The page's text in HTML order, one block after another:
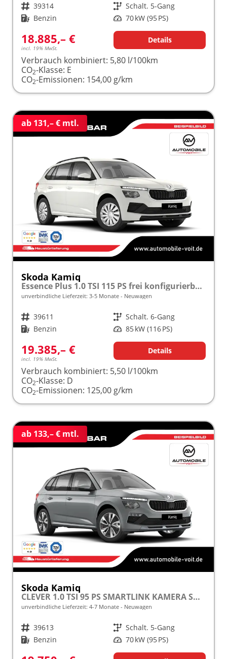
Fahrzeugnr. 39314 Getriebe Schalt. 5-Gang
Kraftstoff Benzin Leistung 70 kW (95 PS)
18.885,– €
incl. 19% MwSt.
Details
Verbrauch kombiniert: 5,80 l/100km
CO2-Klasse: E
CO2-Emissionen: 154,00 g/km
ab 131,– € mtl.
Skoda Kamiq
Essence Plus 1.0 TSI 115 PS frei konfigurierbar!
unverbindliche Lieferzeit: 3-5 Monate Neuwagen
Fahrzeugnr. 39611 Getriebe Schalt. 6-Gang
Kraftstoff Benzin Leistung 85 kW (116 PS)
19.385,– €
incl. 19% MwSt.
Details
Verbrauch kombiniert: 5,50 l/100km
CO2-Klasse: D
CO2-Emissionen: 125,00 g/km
ab 133,– € mtl.
Skoda Kamiq
CLEVER 1.0 TSI 95 PS SMARTLINK KAMERA SHZ ALU PDC LED TEMPOMAT frei konfigurierbar!
unverbindliche Lieferzeit: 4-7 Monate Neuwagen
Fahrzeugnr. 39613 Getriebe Schalt. 5-Gang
Kraftstoff Benzin Leistung 70 kW (95 PS)